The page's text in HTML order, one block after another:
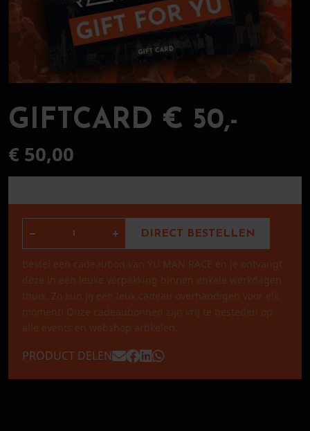
GIFTCARD € 50,-
€ 50,00
GIFTCARD € 50,- aantal DIRECT BESTELLEN
Bestel een cadeaubon van YU MAN RACE en je ontvangt
deze in een leuke verpakking binnen enkele werkdagen
thuis. Zo kun jij een leuk cadeau overhandigen voor elk
moment! Onze cadeaubonnen zijn vrij te besteden op
alle events en webshop artikelen.
PRODUCT DELEN Mailen naar
Posten naar Facebook
Posten naar LinkedIn